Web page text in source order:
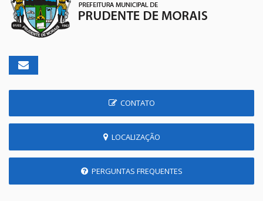
CONTATO
LOCALIZAÇÃO
PERGUNTAS FREQUENTES